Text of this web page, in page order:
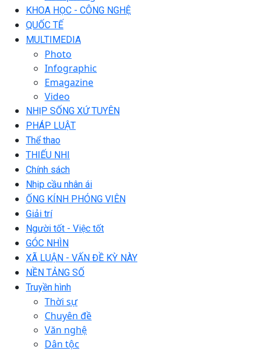
KHOA HỌC - CÔNG NGHỆ
QUỐC TẾ
MULTIMEDIA
Photo
Infographic
Emagazine
Video
NHỊP SỐNG XỨ TUYÊN
PHÁP LUẬT
Thể thao
THIẾU NHI
Chính sách
Nhịp cầu nhân ái
ỐNG KÍNH PHÓNG VIÊN
Giải trí
Người tốt - Việc tốt
GÓC NHÌN
XÃ LUẬN - VẤN ĐỀ KỲ NÀY
NỀN TẢNG SỐ
Truyền hình
Thời sự
Chuyên đề
Văn nghệ
Dân tộc